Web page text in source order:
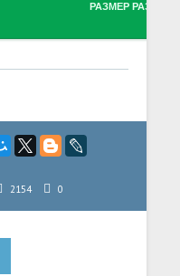
РАЗМЕР
2154 0